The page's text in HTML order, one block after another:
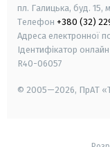
пл. Галицька, буд. 15,
Телефон +380 (32)
Адреса електронної
Ідентифікатор
R40-06057
© 2005—2026, ПрАТ